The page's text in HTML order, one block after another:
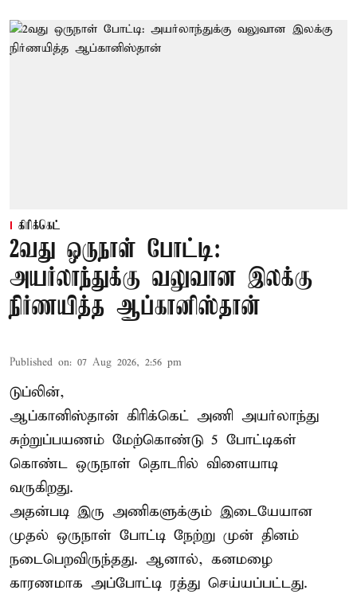
கிரிக்கெட்
2வது ஒருநாள் போட்டி:
அயர்லாந்துக்கு வலுவான இலக்கு
நிர்ணயித்த ஆப்கானிஸ்தான்
Published on: 07 Aug 2026, 2:56 pm
டுப்லின்,
ஆப்கானிஸ்தான் கிரிக்கெட் அணி அயர்லாந்து
சுற்றுப்பயணம் மேற்கொண்டு 5 போட்டிகள்
கொண்ட ஒருநாள் தொடரில் விளையாடி
வருகிறது.
அதன்படி இரு அணிகளுக்கும் இடையேயான
முதல் ஒருநாள் போட்டி நேற்று முன் தினம்
நடைபெறவிருந்தது. ஆனால், கனமழை
காரணமாக அப்போட்டி ரத்து செய்யப்பட்டது.